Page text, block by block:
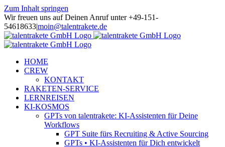
Zum Inhalt springen
Wir freuen uns auf Deinen Anruf unter +49-151-
54618633|moin@talentrakete.de
HOME
CREW
KONTAKT
RAKETEN-SERVICE
LERNREISEN
KI-KOSMOS
GPTs von talentrakete: KI-Assistenten für Deine
Workflows
GPT Suite fürs Recruiting & Active Sourcing
GPTs • KI-Assistenten für Dich entwickelt